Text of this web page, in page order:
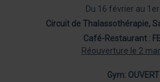
Du 16 février au
Circuit de Thalassothérapie,
Café-Restaurant :
Réouverture le 2
Gym: OUVERT